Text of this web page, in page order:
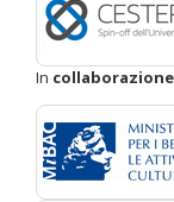
In collaborazione